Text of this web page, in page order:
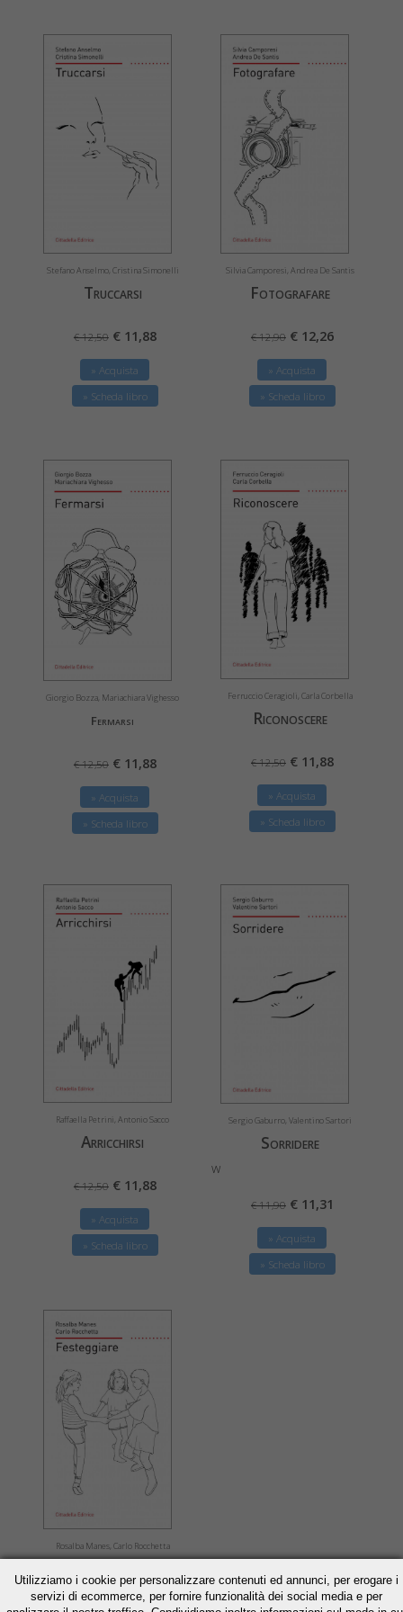
Stefano Anselmo, Cristina Simonelli
Truccarsi
€ 12,50 € 11,88
» Acquista
» Scheda libro
Silvia Camporesi, Andrea De Santis
Fotografare
€ 12,90 € 12,26
» Acquista
» Scheda libro
Giorgio Bozza, Mariachiara Vighesso
Fermarsi
€ 12,50 € 11,88
» Acquista
» Scheda libro
Ferruccio Ceragioli, Carla Corbella
Riconoscere
€ 12,50 € 11,88
» Acquista
» Scheda libro
Raffaella Petrini, Antonio Sacco
Arricchirsi
€ 12,50 € 11,88
» Acquista
» Scheda libro
Sergio Gaburro, Valentino Sartori
Sorridere
w
€ 11,90 € 11,31
» Acquista
» Scheda libro
Rosalba Manes, Carlo Rocchetta
Utilizziamo i cookie per personalizzare contenuti ed annunci, per erogare i
servizi di ecommerce, per fornire funzionalità dei social media e per